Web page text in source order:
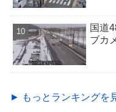
国道
ブカ
► もっとランキングを